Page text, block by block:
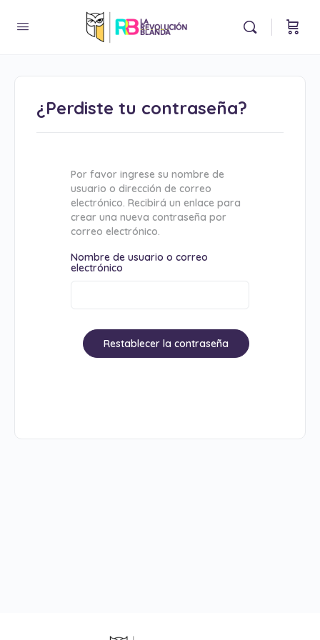
¿Perdiste tu contraseña?
Por favor ingrese su nombre de
usuario o dirección de correo
electrónico. Recibirá un enlace para
crear una nueva contraseña por
correo electrónico.
Nombre de usuario o correo
electrónico
Restablecer la contraseña